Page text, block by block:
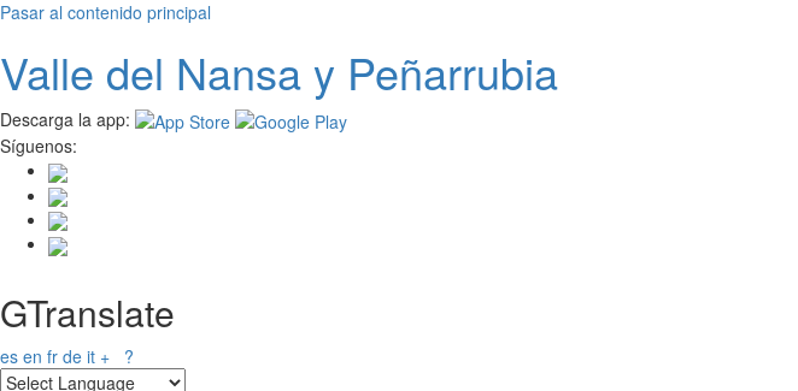
Pasar al contenido principal
Valle del Nansay Peñarrubia
Descarga la app:
Síguenos:
GTranslate
es en fr de it + ?